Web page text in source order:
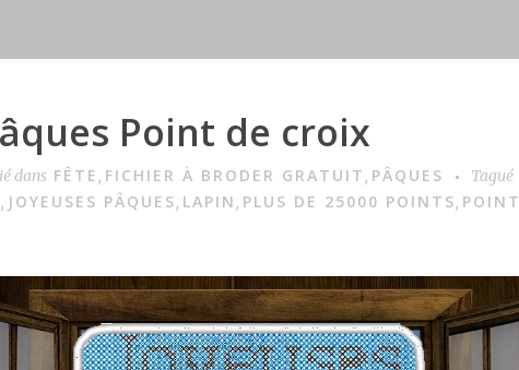
Point de croix
dans FÊTE, FICHIER À BRODER GRATUIT, PÂQUES Tagué
, JOYEUSES PÂQUES, LAPIN, PLUS DE 25000 POINTS,